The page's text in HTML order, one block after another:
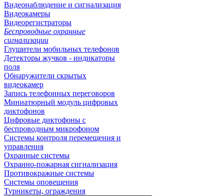
Видеонаблюдение и сигнализация
Видеокамеры
Видеорегистраторы
Беспроводные охранные
сигнализации
Глушители мобильных телефонов
Детекторы жучков - индикаторы
поля
Обнаружители скрытых
видеокамер
Запись телефонных переговоров
Миниатюрный модуль цифровых
диктофонов
Цифровые диктофоны с
беспроводным микрофоном
Системы контроля перемещения и
управления
Охранные системы
Охранно-пожарная сигнализация
Противокражные системы
Системы оповещения
Турникеты, ограждения